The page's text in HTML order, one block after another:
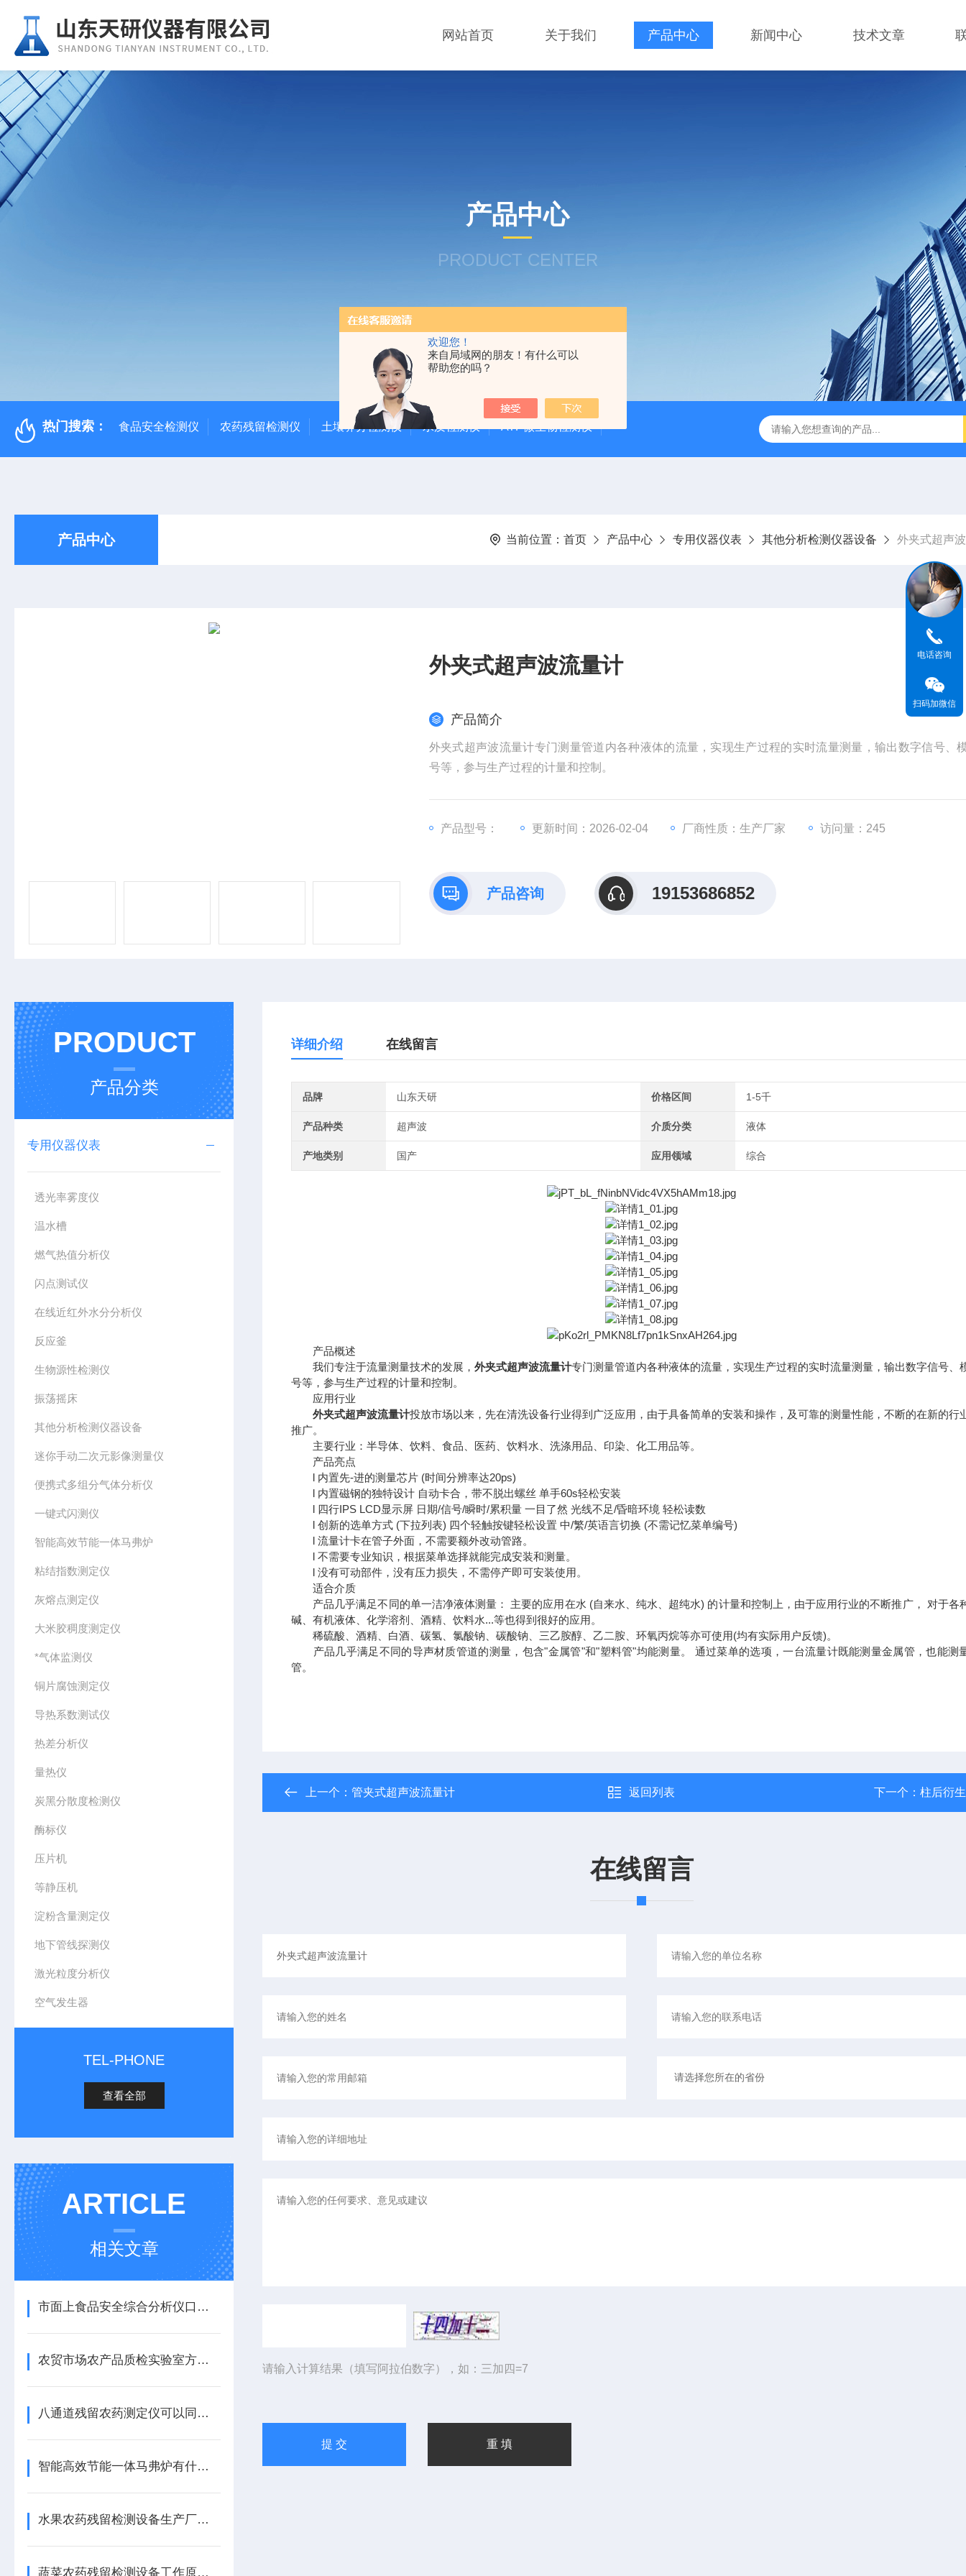
欢迎您！
来自局域网的朋友！有什么可以
帮助您的吗？
网站首页 关于我们 产品中心 新闻中心 技术文章
产品中心
PRODUCT CENTER
热门搜索： 食品安全检测仪 农药残留检测仪 土壤养分检测仪 水质检测仪 ATP微生物检测仪
产品中心 当前位置： 首页 产品中心 专用仪器仪表 其他分析检测仪器设备 外夹式超声
外夹式超声波流量计
产品简介
外夹式超声波流量计专门测量管道内各种液体的流量，实现生产过程的实时流量测量，输出数字信号、
号等，参与生产过程的计量和控制。
产品型号： 更新时间：2026-02-04 厂商性质：生产厂家 访问量：245
产品咨询 19153686852
PRODUCT
产品分类
专用仪器仪表
透光率雾度仪
温水槽
燃气热值分析仪
闪点测试仪
在线近红外水分分析仪
反应釜
生物源性检测仪
振荡摇床
其他分析检测仪器设备
迷你手动二次元影像测量仪
便携式多组分气体分析仪
一键式闪测仪
智能高效节能一体马弗炉
粘结指数测定仪
灰熔点测定仪
大米胶稠度测定仪
*气体监测仪
铜片腐蚀测定仪
导热系数测试仪
热差分析仪
量热仪
炭黑分散度检测仪
酶标仪
压片机
等静压机
淀粉含量测定仪
地下管线探测仪
激光粒度分析仪
空气发生器
TEL-PHONE
查看全部
ARTICLE
相关文章
市面上食品安全综合分析仪口碑哪家好【品牌推荐】食品安全综合分析仪
农贸市场农产品质检实验室方案食品检测仪器设备清单
八通道残留农药测定仪可以同时检测几个样品|天研八通道残留农药测定仪
智能高效节能一体马弗炉有什么作用
水果农药残留检测设备生产厂家【品牌推荐】山东天研
蔬菜农药残留检测设备工作原理【2023重磅推荐】蔬菜农药残留检测设备
详细介绍 在线留言
品牌 山东天研 价格区间 1-5千
产品种类 超声波 介质分类 液体
产地类别 国产 应用领域 综合
产品概述
我们专注于流量测量技术的发展， 外夹式超声波流量计专门测量管道内各种液体的流量，实现生产过程的实时流量测量，输出数字信号、
号等，参与生产过程的计量和控制。
应用行业
外夹式超声波流量计投放市场以来，先在清洗设备行业得到广泛应用，由于具备简单的安装和操作，及可靠的测量性能，不断的在新的行
推广。
主要行业：半导体、饮料、食品、医药、饮料水、洗涤用品、印染、化工用品等。
产品亮点
l 内置先-进的测量芯片 (时间分辨率达20ps)
l 内置磁钢的独特设计 自动卡合，带不脱出螺丝 单手60s轻松安装
l 四行IPS LCD显示屏 日期/信号/瞬时/累积量 一目了然 光线不足/昏暗环境 轻松读数
l 创新的选单方式 (下拉列表) 四个轻触按键轻松设置 中/繁/英语言切换 (不需记忆菜单编号)
l 流量计卡在管子外面，不需要额外改动管路。
l 不需要专业知识，根据菜单选择就能完成安装和测量。
l 没有可动部件，没有压力损失，不需停产即可安装使用。
适合介质
产品几乎满足不同的单一洁净液体测量： 主要的应用在水 (自来水、纯水、超纯水) 的计量和控制上，由于应用行业的不断推广， 对于各
碱、有机液体、化学溶剂、酒精、饮料水...等也得到很好的应用。
稀硫酸、酒精、白酒、碳氢、氯酸钠、碳酸钠、三乙胺醇、乙二胺、环氧丙烷等亦可使用(均有实际用户反馈)。
产品几乎满足不同的导声材质管道的测量，包含"金属管"和"塑料管"均能测量。 通过菜单的选项，一台流量计既能测量金属管，也能测
管。
上一个： 管夹式超声波流量计 返回列表 下一个： 柱后衍
在线留言
请输入计算结果（填写阿拉伯数字），如：三加四=7
电话咨询
扫码加微信